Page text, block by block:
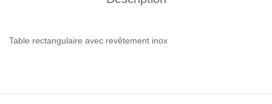
Table rectangulaire avec revêtement inox